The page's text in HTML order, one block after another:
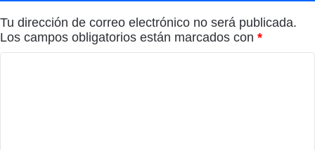
Tu dirección de correo electrónico no será publicada.
Los campos obligatorios están marcados con *